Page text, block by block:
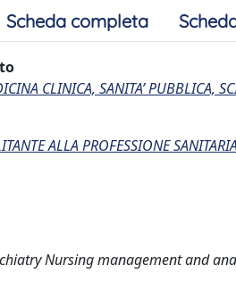
Scheda completa
CLINICA, SANITA’ PUBBLICA,
ALLA PROFESSIONE
Nursing management and